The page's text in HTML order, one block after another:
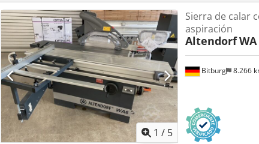
1 / 5
Bitburg 8.266
Sierra de calar
aspiración
AltendorfWA